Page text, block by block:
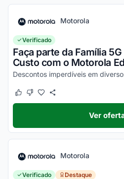
Motorola
Verificado
Faça parte da Família
Custo com o Motorola
Este cupom funcionou
Este cupom não funcionou
Ver
Motorola
Verificado Destaque